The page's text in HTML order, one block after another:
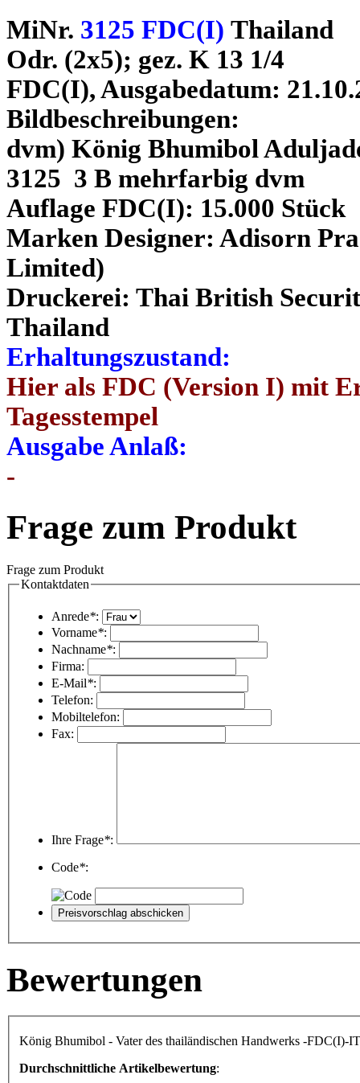
MiNr. 3125 FDC(I) Thailand
Odr. (2x5); gez. K 13 1/4
FDC(I), Ausgabedatum:
Bildbeschreibungen:
dvm) König Bhumibol
3125 3 B mehrfarbig dvm
Auflage FDC(I): 15.000 Stück
Marken Designer: Adisorn
Limited)
Druckerei: Thai British
Thailand
Erhaltungszustand:
Hier als FDC (Version I) mit
Tagesstempel
Ausgabe Anlaß:
-
Frage zum Produkt
Frage zum Produkt
Kontaktdaten
Anrede*:
Vorname*:
Nachname*:
Firma:
E-Mail*:
Telefon:
Mobiltelefon:
Fax:
Ihre Frage*:
Code*:
Bewertungen
König Bhumibol - Vater des thailändischen Handwerks -FDC(I)-
Durchschnittliche Artikelbewertung: